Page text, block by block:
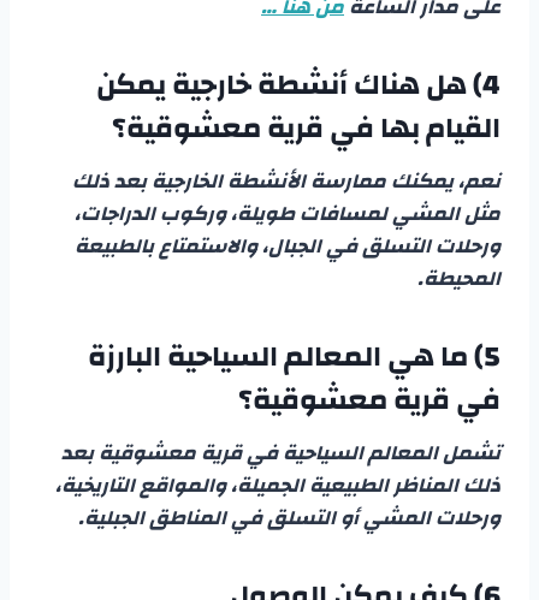
4) هل هناك أنشطة خارجية يمكن
القيام بها في قرية معشوقية؟
نعم، يمكنك ممارسة الأنشطة الخارجية بعد ذلك
مثل المشي لمسافات طويلة، وركوب الدراجات،
ورحلات التسلق في الجبال، والاستمتاع بالطبيعة
المحيطة.
5) ما هي المعالم السياحية البارزة
في قرية معشوقية؟
تشمل المعالم السياحية في قرية معشوقية بعد
ذلك المناظر الطبيعية الجميلة، والمواقع التاريخية،
ورحلات المشي أو التسلق في المناطق الجبلية.